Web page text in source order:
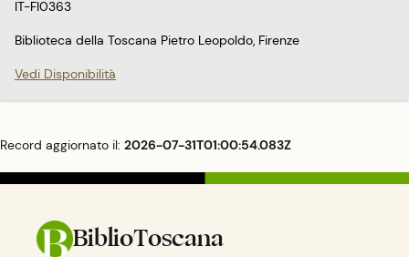
IT-FI0363
Biblioteca della Toscana Pietro Leopoldo, Firenze
Vedi Disponibilità
Record aggiornato il: 2026-07-31T01:00:54.083Z
BiblioToscana